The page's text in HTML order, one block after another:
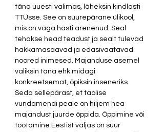
täna uuesti valimas, läheksin kindlasti
TTÜsse. See on suurepärane ülikool,
mis on väga hästi arenenud. Seal
tehakse head teadust ja sealt tulevad
hakkamasaavad ja edasivaatavad
noored inimesed. Majanduse asemel
valiksin täna ehk midagi
konkreetsemat, õpiksin inseneriks.
Seda sellepärast, et taolise
vundamendi peale on hiljem hea
majandust juurde õppida. Õppimine või
töötamine Eestist väljas on suur